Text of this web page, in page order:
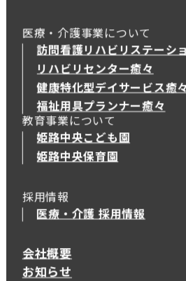
医療・介護事業について
訪問看護リハビリステーシ
リハビリセンター癒々
健康特化型デイサービス癒
健康特化型デイサービス癒々
福祉用具プランナー癒々
教育事業について
姫路中央こども園
姫路中央保育園
採用情報
医療・介護 採用情報
会社概要
お知らせ